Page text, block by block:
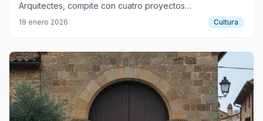
Arquitectes, compite con cuatro proyectos
internacionales en la categoría religiosa.
19 enero 2026 Cultura